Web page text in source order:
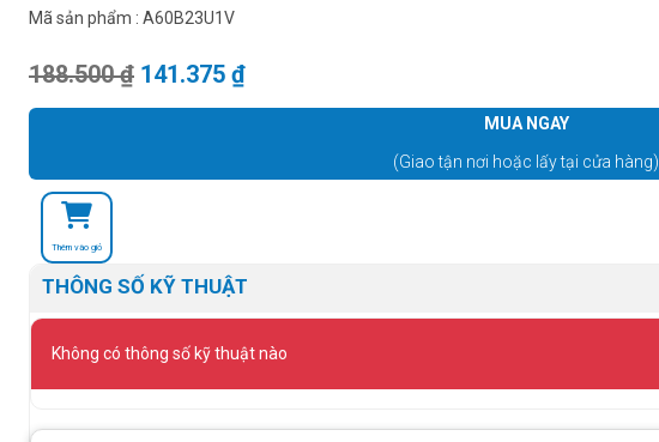
Mã sản phẩm : A60B23U1V
188.500₫ Giá gốc là: 188.500 ₫.
141.375 ₫Giá hiện tại là: 141.375 ₫.
MUA NGAY
(Giao tận nơi hoặc lấy tại cửa hàng)
Thêm vào giỏ
THÔNG SỐ KỸ THUẬT
Không có thông số kỹ thuật nào